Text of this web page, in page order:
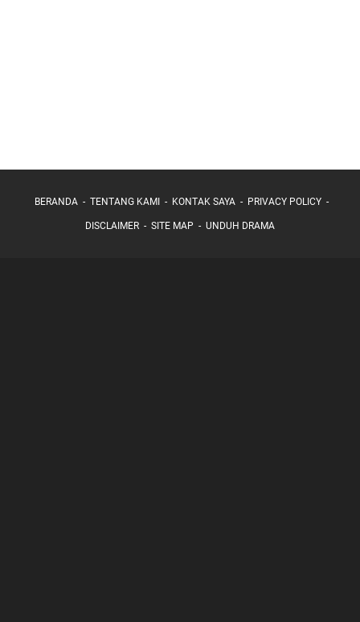
BERANDA TENTANG KAMI KONTAK SAYA PRIVACY POLICY
DISCLAIMER SITE MAP UNDUH DRAMA